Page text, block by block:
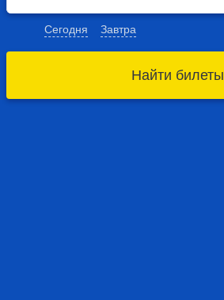
Сегодня Завтра
Найти билеты